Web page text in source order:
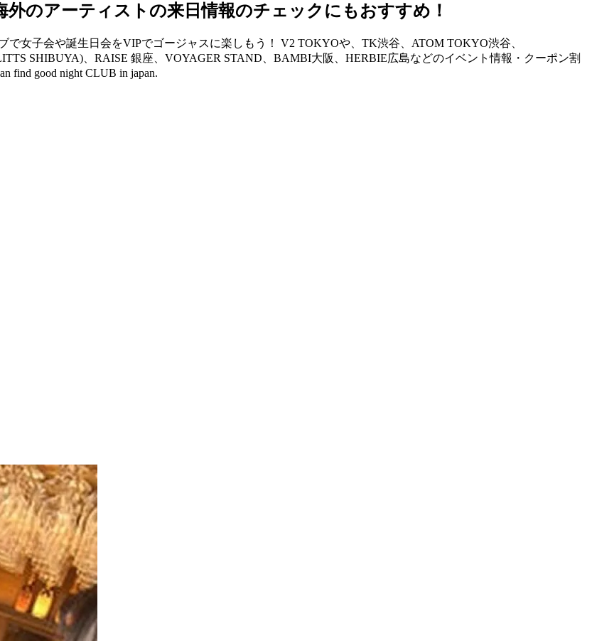
のアーティストの来日情報のチェックにもおすすめ！
女子会や誕生日会をVIPでゴージャスに楽しもう！ V2 TOKYOや、TK渋谷、ATOM TOKYO渋谷、
SHIBUYA)、RAISE 銀座、VOYAGER STAND、BAMBI大阪、HERBIE広島などのイベント情報・クーポン割
find good night CLUB in japan.